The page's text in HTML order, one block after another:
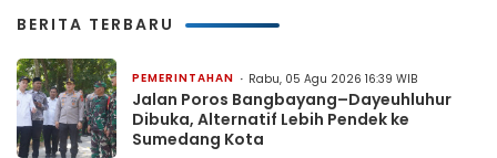
BERITA TERBARU
PEMERINTAHAN Rabu, 05 Agu 2026 16:39 WIB
Jalan Poros Bangbayang–Dayeuhluhur
Dibuka, Alternatif Lebih Pendek ke
Sumedang Kota